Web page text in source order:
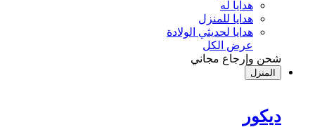
هدايا له
هدايا للمنزل
هدايا لحديثي الولادة
عرض الكل
شحن وإرجاع مجاني
المنزل
ديكور